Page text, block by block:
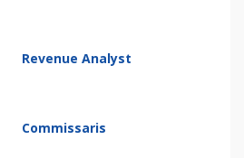
Revenue Analyst
Commissaris